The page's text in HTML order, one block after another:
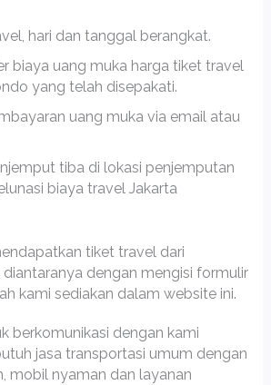
hari dan tanggal berangkat.
biaya uang muka harga tiket travel
yang telah disepakati.
uang muka via email atau
tiba di lokasi penjemputan
biaya travel Jakarta
tiket travel dari
diantaranya dengan mengisi formulir
kami sediakan dalam website ini.
berkomunikasi dengan kami
jasa transportasi umum dengan
mobil nyaman dan layanan